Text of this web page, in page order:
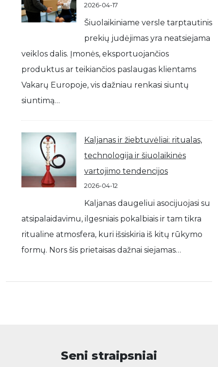
2026-04-17
Šiuolaikiniame versle tarptautinis
prekių judėjimas yra neatsiejama
veiklos dalis. Įmonės, eksportuojančios
produktus ar teikiančios paslaugas klientams
Vakarų Europoje, vis dažniau renkasi siuntų
siuntimą…
Kaljanas ir žiebtuvėliai: ritualas,
technologija ir šiuolaikinės
vartojimo tendencijos
2026-04-12
Kaljanas daugeliui asocijuojasi su
atsipalaidavimu, ilgesniais pokalbiais ir tam tikra
ritualine atmosfera, kuri išsiskiria iš kitų rūkymo
formų. Nors šis prietaisas dažnai siejamas…
Seni straipsniai